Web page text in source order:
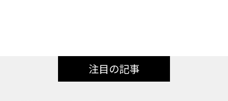
注目の記事